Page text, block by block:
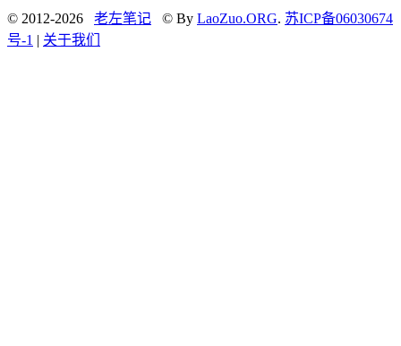
© 2012-2026 老左笔记 © By LaoZuo.ORG. 苏ICP备06030674
号-1 | 关于我们